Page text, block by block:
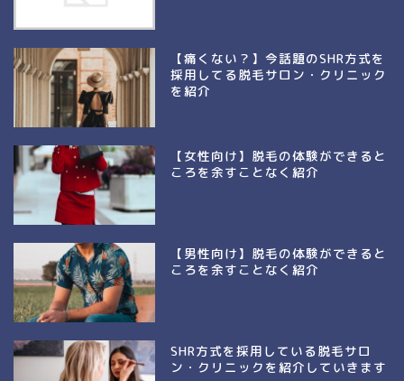
【痛くない？】今話題のSHR方式を
採用してる脱毛サロン・クリニック
を紹介
【女性向け】脱毛の体験ができると
ころを余すことなく紹介
【男性向け】脱毛の体験ができると
ころを余すことなく紹介
SHR方式を採用している脱毛サロ
ン・クリニックを紹介していきます